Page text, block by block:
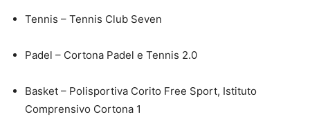
Tennis – Tennis Club Seven
Padel – Cortona Padel e Tennis 2.0
Basket – Polisportiva Corito Free Sport, Istituto
Comprensivo Cortona 1